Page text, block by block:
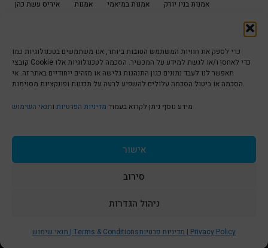
כדי לספק את חוויות המשתמש הטובות ביותר, אנו משתמשים בטכנולוגיות כמו
קובצי Cookie כדי לאחסן ו/או לגשת למידע על המכשיר. הסכמה לטכנולוגיות אלו
תאפשר לנו לעבד נתונים כגון התנהגות גלישה או מזהים ייחודיים באתר זה. אי
הסכמה או ביטול הסכמה עלולים להשפיע לרעה על תכונות ופונקציות מסוימות.
מידע נוסף ניתן לקרוא בעמוד מדיניות הפרטיות ותנאי השימוש
אישור
סירוב
ניהול הגדרות
תנאי שימוש | Terms & Conditions מדיניות פרטיות | Privacy Policy
איריס עשת כהן
אמנות אמנות במיאמי
אמנות בניו יורק
בלוג אומנות
בלוג אמנות בלוג אמנותי
בלוג לאומנות
בלוג לאמנות
יפו העתיקה יצירות אומנות מוזיאון
נמל יפו
נמל יפו העתיקה
סטודיו לאומנות
סטודיו לאומנות תל אביב
קרמיקה שימושית
הצהרת נגישות | Accessibility